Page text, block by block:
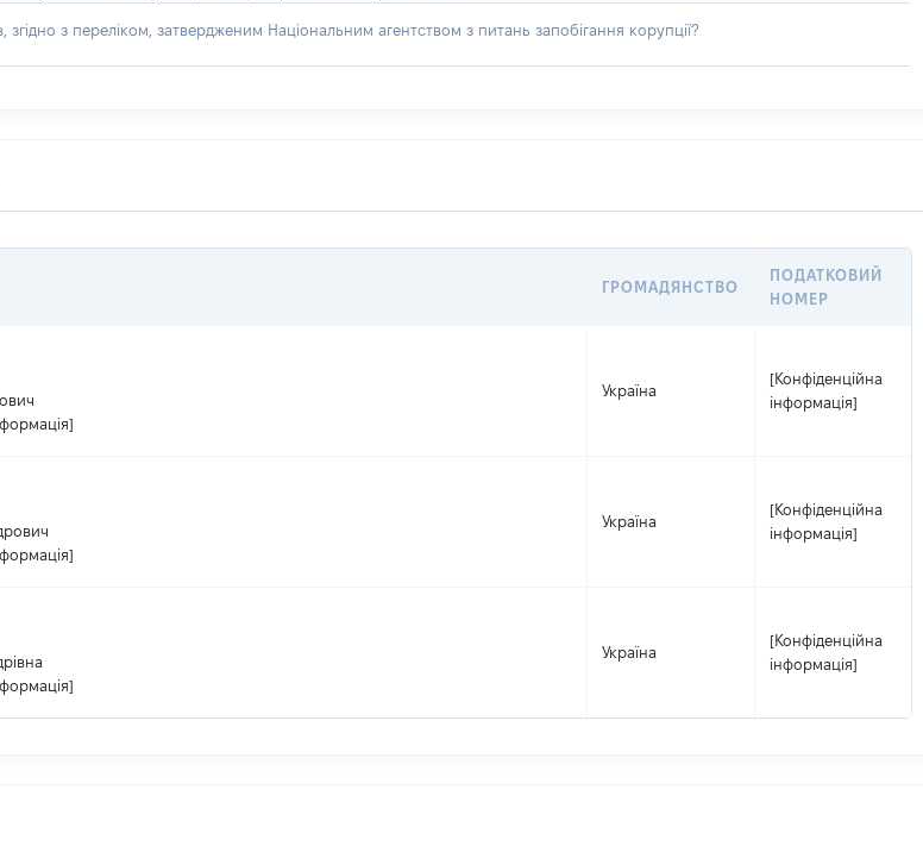
з переліком, затвердженим Національним агентством з питань запобігання корупції?
ГРОМАДЯНСТВО
ПОДАТКОВИЙ
НОМЕР
Україна
[Конфіденційна
інформація]
Україна
[Конфіденційна
інформація]
Україна
[Конфіденційна
інформація]